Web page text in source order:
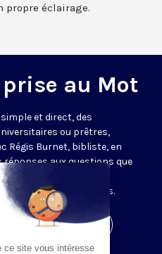
propre éclairage.
prise au Mot
et direct, des
ou prêtres,
Régis Burnet, bibliste, en
aux questions que
nous poser sur la foi, la
figures chrétiennes.
page de l'émission